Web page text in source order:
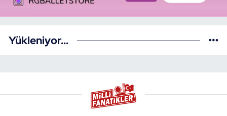
Yükleniyor...